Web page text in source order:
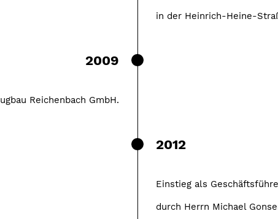
in der Heinrich-Heine-
2009
Reichenbach GmbH.
2012
Einstieg als
durch Herrn Michael